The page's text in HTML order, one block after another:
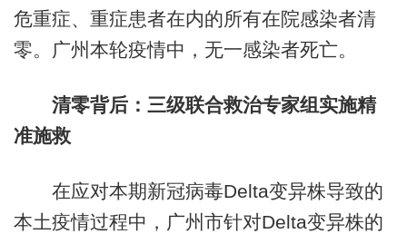
危重症、重症患者在内的所有在院感染者清
零。广州本轮疫情中，无一感染者死亡。
清零背后：三级联合救治专家组实施精
准施救
在应对本期新冠病毒Delta变异株导致的
本土疫情过程中，广州市针对Delta变异株的